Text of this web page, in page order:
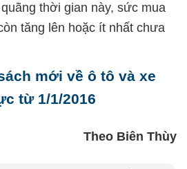
thời gian này, sức mua
tăng lên hoặc ít nhất chưa
mới về ô tô và xe
từ 1/1/2016
Theo Biên Thùy